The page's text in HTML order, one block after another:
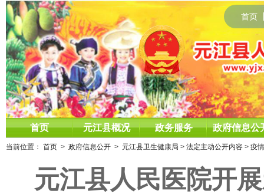
首页
首页 元江县概况 政务服务 政府信息公
当前位置： 首页 > 政府信息公开 > 元江县卫生健康局 > 法定主动公开内容 > 疫
元江县人民医院开